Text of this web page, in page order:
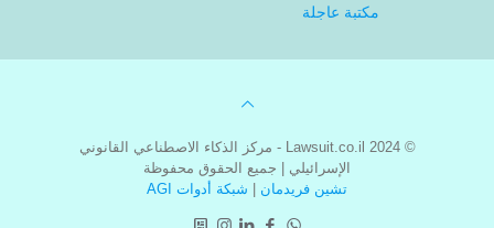
مكتبة عاجلة
© 2024 Lawsuit.co.il - مركز الذكاء الاصطناعي القانوني
الإسرائيلي | جميع الحقوق محفوظة
تشين فريدمان
شبكة أدوات AGI